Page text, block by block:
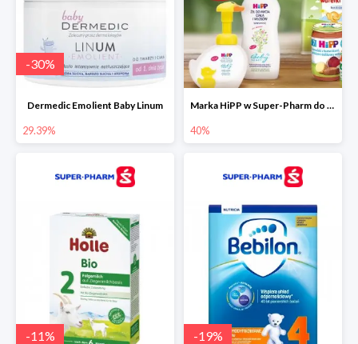
-30%
Dermedic Emolient Baby Linum
29.39%
Marka HiPP w Super-Pharm do -40%
40%
-11% -19%